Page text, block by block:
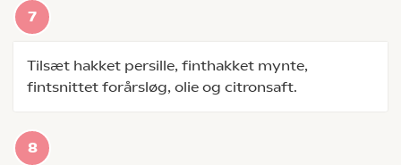
Tilsæt hakket persille, finthakket mynte,
fintsnittet forårsløg, olie og citronsaft.